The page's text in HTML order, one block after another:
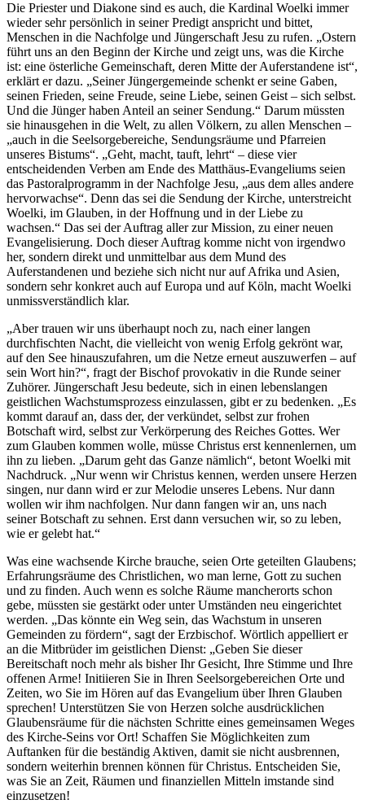
Die Priester und Diakone sind es auch, die Kardinal Woelki immer
wieder sehr persönlich in seiner Predigt anspricht und bittet,
Menschen in die Nachfolge und Jüngerschaft Jesu zu rufen. „Ostern
führt uns an den Beginn der Kirche und zeigt uns, was die Kirche
ist: eine österliche Gemeinschaft, deren Mitte der Auferstandene ist“,
erklärt er dazu. „Seiner Jüngergemeinde schenkt er seine Gaben,
seinen Frieden, seine Freude, seine Liebe, seinen Geist – sich selbst.
Und die Jünger haben Anteil an seiner Sendung.“ Darum müssten
sie hinausgehen in die Welt, zu allen Völkern, zu allen Menschen –
„auch in die Seelsorgebereiche, Sendungsräume und Pfarreien
unseres Bistums“. „Geht, macht, tauft, lehrt“ – diese vier
entscheidenden Verben am Ende des Matthäus-Evangeliums seien
das Pastoralprogramm in der Nachfolge Jesu, „aus dem alles andere
hervorwachse“. Denn das sei die Sendung der Kirche, unterstreicht
Woelki, im Glauben, in der Hoffnung und in der Liebe zu
wachsen.“ Das sei der Auftrag aller zur Mission, zu einer neuen
Evangelisierung. Doch dieser Auftrag komme nicht von irgendwo
her, sondern direkt und unmittelbar aus dem Mund des
Auferstandenen und beziehe sich nicht nur auf Afrika und Asien,
sondern sehr konkret auch auf Europa und auf Köln, macht Woelki
unmissverständlich klar.
„Aber trauen wir uns überhaupt noch zu, nach einer langen
durchfischten Nacht, die vielleicht von wenig Erfolg gekrönt war,
auf den See hinauszufahren, um die Netze erneut auszuwerfen – auf
sein Wort hin?“, fragt der Bischof provokativ in die Runde seiner
Zuhörer. Jüngerschaft Jesu bedeute, sich in einen lebenslangen
geistlichen Wachstumsprozess einzulassen, gibt er zu bedenken. „Es
kommt darauf an, dass der, der verkündet, selbst zur frohen
Botschaft wird, selbst zur Verkörperung des Reiches Gottes. Wer
zum Glauben kommen wolle, müsse Christus erst kennenlernen, um
ihn zu lieben. „Darum geht das Ganze nämlich“, betont Woelki mit
Nachdruck. „Nur wenn wir Christus kennen, werden unsere Herzen
singen, nur dann wird er zur Melodie unseres Lebens. Nur dann
wollen wir ihm nachfolgen. Nur dann fangen wir an, uns nach
seiner Botschaft zu sehnen. Erst dann versuchen wir, so zu leben,
wie er gelebt hat.“
Was eine wachsende Kirche brauche, seien Orte geteilten Glaubens;
Erfahrungsräume des Christlichen, wo man lerne, Gott zu suchen
und zu finden. Auch wenn es solche Räume mancherorts schon
gebe, müssten sie gestärkt oder unter Umständen neu eingerichtet
werden. „Das könnte ein Weg sein, das Wachstum in unseren
Gemeinden zu fördern“, sagt der Erzbischof. Wörtlich appelliert er
an die Mitbrüder im geistlichen Dienst: „Geben Sie dieser
Bereitschaft noch mehr als bisher Ihr Gesicht, Ihre Stimme und Ihre
offenen Arme! Initiieren Sie in Ihren Seelsorgebereichen Orte und
Zeiten, wo Sie im Hören auf das Evangelium über Ihren Glauben
sprechen! Unterstützen Sie von Herzen solche ausdrücklichen
Glaubensräume für die nächsten Schritte eines gemeinsamen Weges
des Kirche-Seins vor Ort! Schaffen Sie Möglichkeiten zum
Auftanken für die beständig Aktiven, damit sie nicht ausbrennen,
sondern weiterhin brennen können für Christus. Entscheiden Sie,
was Sie an Zeit, Räumen und finanziellen Mitteln imstande sind
einzusetzen!